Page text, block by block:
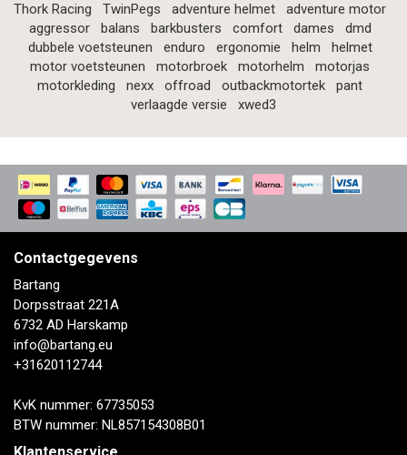
Thork Racing
TwinPegs adventure helmet
adventure motor
aggressor
balans barkbusters comfort dames
dmd
dubbele voetsteunen
enduro ergonomie helm
helmet
motor voetsteunen
motorbroek motorhelm
motorjas
motorkleding
nexx offroad outbackmotortek
pant
verlaagde versie
xwed3
Contactgegevens
Bartang
Dorpsstraat 221A
6732 AD Harskamp
info@bartang.eu
+31620112744
KvK nummer: 67735053
BTW nummer: NL857154308B01